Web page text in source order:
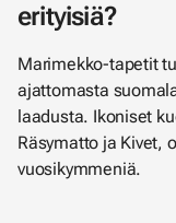
erityisiä?
Marimekko-tapetit
ajattomasta
laadusta. Ikoniset
Räsymatto ja Kivet,
vuosikymmeniä.